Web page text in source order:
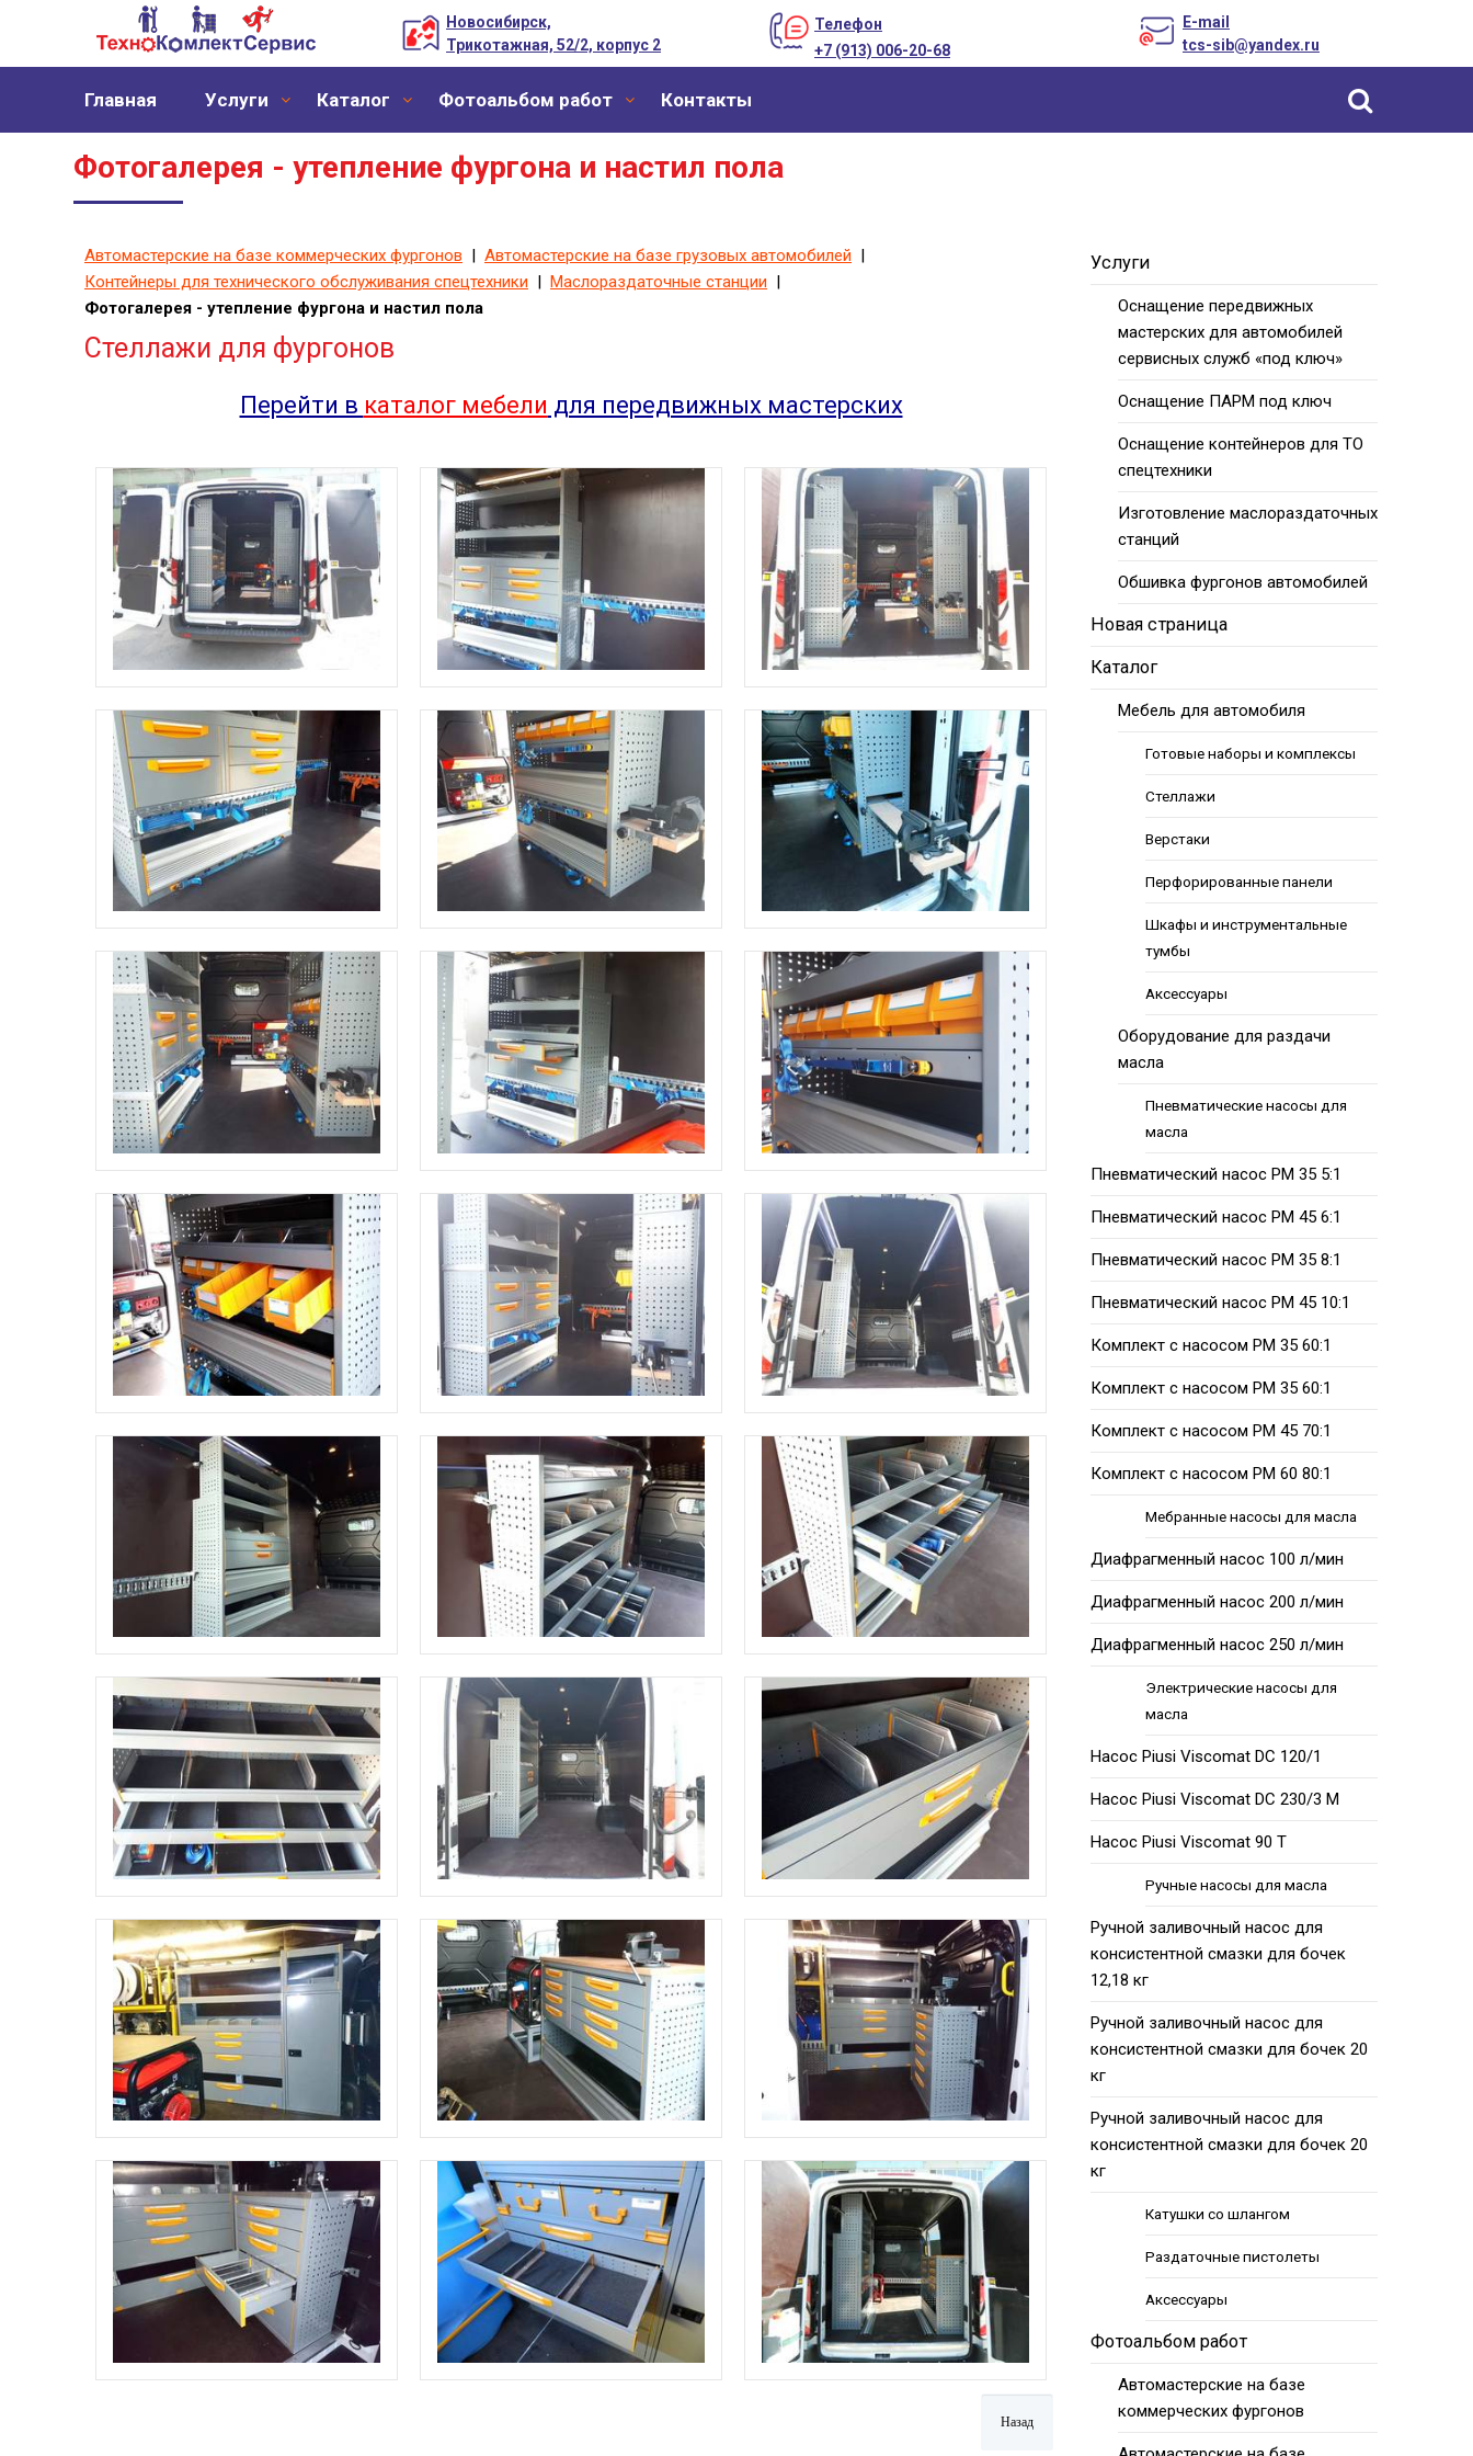
Новосибирск,
Трикотажная, 52/2, корпус 2
Телефон
+7 (913) 006-20-68
E-mail
tcs-sib@yandex.ru
Главная Уcлуги Каталог Фотоальбом работ Контакты
Фотогалерея - утепление фургона и настил пола
Автомастерские на базе коммерческих фургонов | Автомастерские на базе грузовых автомобилей |
Контейнеры для технического обслуживания спецтехники | Маслораздаточные станции |
Фотогалерея - утепление фургона и настил пола
Стеллажи для фургонов
Перейти в каталог мебели для передвижных мастерских
Уcлуги
Оснащение передвижных
мастерских для автомобилей
сервисных служб «под ключ»
Оснащение ПАРМ под ключ
Оснащение контейнеров для ТО
спецтехники
Изготовление маслораздаточных
станций
Обшивка фургонов автомобилей
Новая страница
Каталог
Мебель для автомобиля
Готовые наборы и комплексы
Стеллажи
Верстаки
Перфорированные панели
Шкафы и инструментальные
тумбы
Аксессуары
Оборудование для раздачи
масла
Пневматические насосы для
масла
Пневматический насос PM 35 5:1
Пневматический насос PM 45 6:1
Пневматический насос PM 35 8:1
Пневматический насос PM 45 10:1
Комплект с насосом PM 35 60:1
Комплект с насосом PM 35 60:1
Комплект с насосом PM 45 70:1
Комплект с насосом PM 60 80:1
Мебранные насосы для масла
Диафрагменный насос 100 л/мин
Диафрагменный насос 200 л/мин
Диафрагменный насос 250 л/мин
Электрические насосы для
масла
Насос Piusi Viscomat DC 120/1
Насос Piusi Viscomat DC 230/3 М
Насос Piusi Viscomat 90 Т
Ручные насосы для масла
Ручной заливочный насос для
консистентной смазки для бочек
12,18 кг
Ручной заливочный насос для
консистентной смазки для бочек 20
кг
Ручной заливочный насос для
консистентной смазки для бочек 20
кг
Катушки со шлангом
Раздаточные пистолеты
Аксессуары
Фотоальбом работ
Автомастерские на базе
коммерческих фургонов